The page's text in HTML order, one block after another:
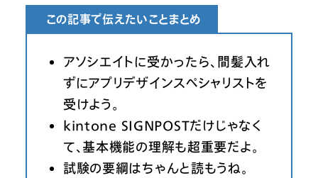
この記事で伝えたいことまとめ
アソシエイトに受かったら、間髪入れ
ずにアプリデザインスペシャリストを
受けよう。
kintone SIGNPOSTだけじゃなく
て、基本機能の理解も超重要だよ。
試験の要綱はちゃんと読もうね。